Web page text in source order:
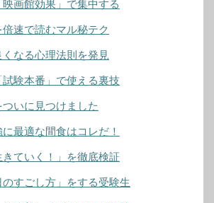
画館効果」で集中する
速で読むマル秘テク
なる心理法則を発見
験本番」で使える裏技
ついに見つけました
最適な間食はコレだ！
きていく！」を徹底検証
すごし方」をする受験生